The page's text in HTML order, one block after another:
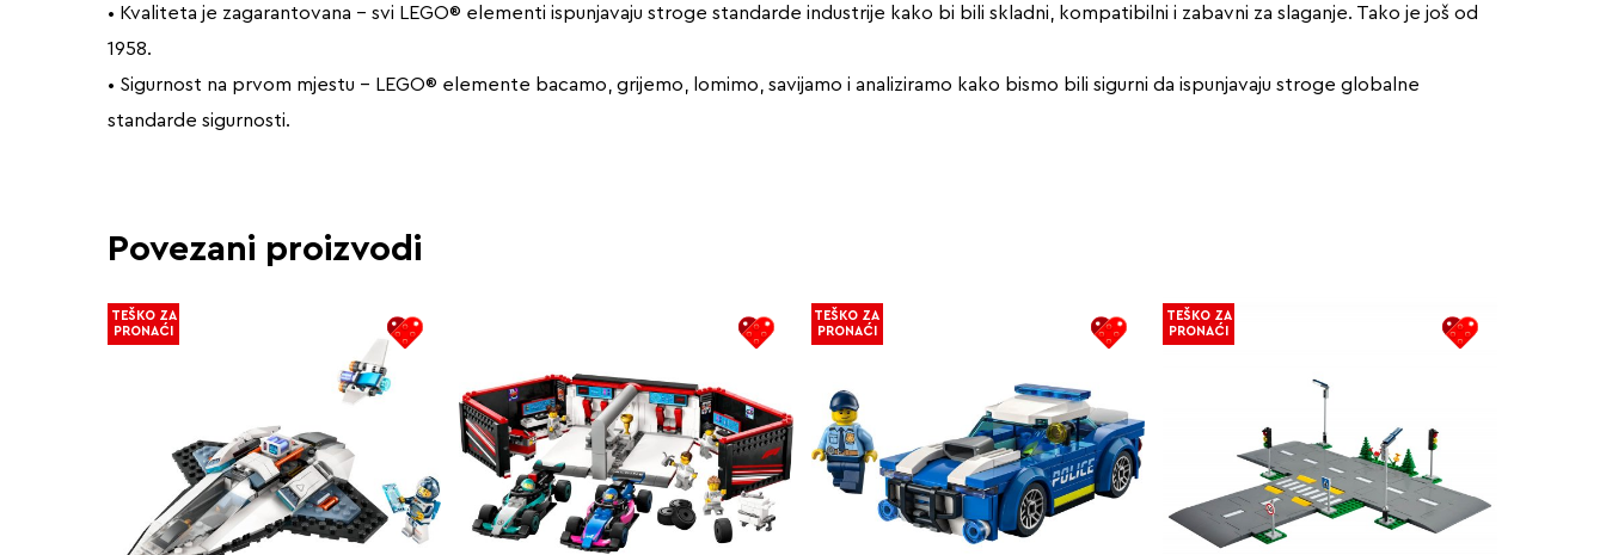
• Kvaliteta je zagarantovana – svi LEGO® elementi ispunjavaju stroge standarde industrije kako bi bili skladni, kompatibilni i zabavni za slaganje. Tako je još od
1958.
• Sigurnost na prvom mjestu – LEGO® elemente bacamo, grijemo, lomimo, savijamo i analiziramo kako bismo bili sigurni da ispunjavaju stroge globalne
standarde sigurnosti.
Povezani proizvodi
TEŠKO ZA
PRONAĆI
TEŠKO ZA
PRONAĆI
TEŠKO ZA
PRONAĆI